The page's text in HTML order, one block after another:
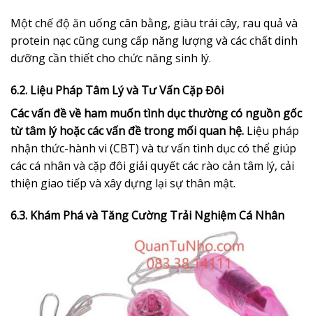
Một chế độ ăn uống cân bằng, giàu trái cây, rau quả và
protein nạc cũng cung cấp năng lượng và các chất dinh
dưỡng cần thiết cho chức năng sinh lý.
6.2. Liệu Pháp Tâm Lý và Tư Vấn Cặp Đôi
Các vấn đề về ham muốn tình dục thường có nguồn gốc
từ tâm lý hoặc các vấn đề trong mối quan hệ. Liệu pháp
nhận thức-hành vi (CBT) và tư vấn tình dục có thể giúp
các cá nhân và cặp đôi giải quyết các rào cản tâm lý, cải
thiện giao tiếp và xây dựng lại sự thân mật.
6.3. Khám Phá và Tăng Cường Trải Nghiệm Cá Nhân